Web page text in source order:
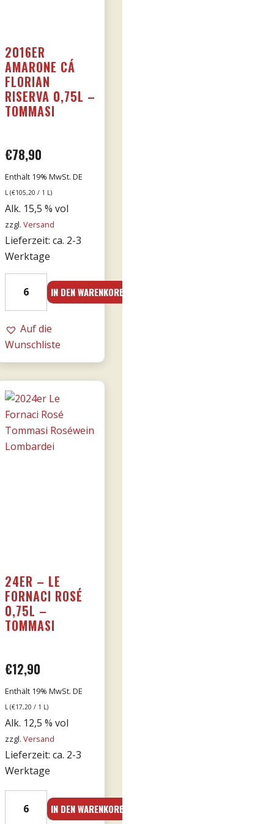
2016ER
AMARONE CÁ
FLORIAN
RISERVA 0,75L –
TOMMASI
€78,90
Enthält 19% MwSt. DE
L (€105,20 / 1 L)
Alk. 15,5 % vol
zzgl. Versand
Lieferzeit: ca. 2-3
Werktage
Amarone
Cá
Florian
RISERVA
0,75l
Tommasi
Menge
IN DEN WARENKORB
Auf die
Wunschliste
24ER – LE
FORNACI ROSÉ
0,75L –
TOMMASI
€12,90
Enthält 19% MwSt. DE
L (€17,20 / 1 L)
Alk. 12,5 % vol
zzgl. Versand
Lieferzeit: ca. 2-3
Werktage
IN DEN WARENKORB